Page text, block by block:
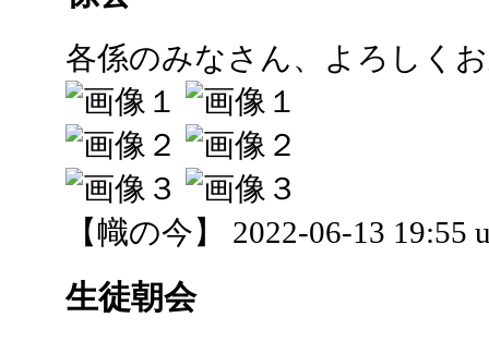
各係のみなさん、よろしく
【幟の今】 2022-06-13 19:55
生徒朝会